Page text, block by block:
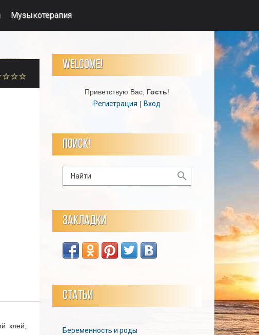
Музыкотерапия
клей,
WELCOME!
Приветствую Вас, Гость!
Регистрация | Вход
ПОИСК!
ЗАКЛАДКИ
СТАТЬИ
Беременность и роды